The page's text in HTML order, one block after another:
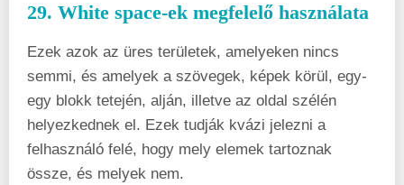
29. White space-ek megfelelő használata
Ezek azok az üres területek, amelyeken nincs
semmi, és amelyek a szövegek, képek körül, egy-
egy blokk tetején, alján, illetve az oldal szélén
helyezkednek el. Ezek tudják kvázi jelezni a
felhasználó felé, hogy mely elemek tartoznak
össze, és melyek nem.